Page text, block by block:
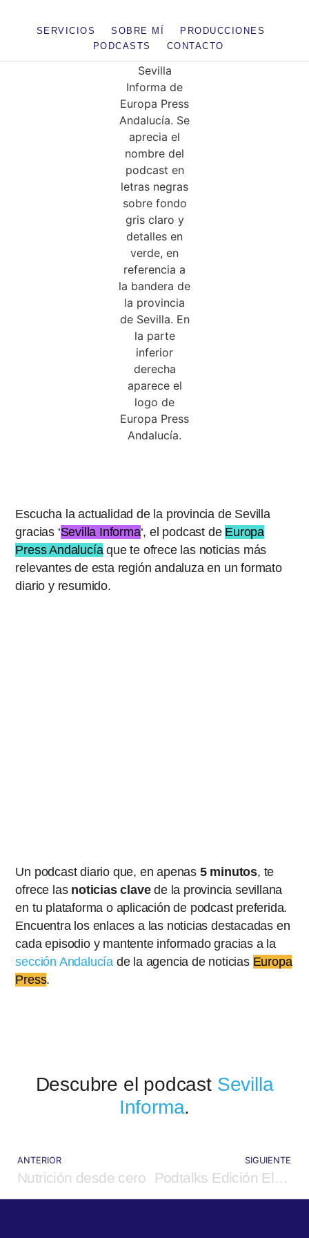
SERVICIOS SOBRE MÍ
PRODUCCIONES
PODCASTS
CONTACTO
Escucha la actualidad de la provincia de Sevilla
gracias ‘Sevilla Informa‘, el podcast de Europa
Press Andalucíaque te ofrece las noticias más
relevantes de esta región andaluza en un formato
diario y resumido.
Un podcast diario que, en apenas 5 minutos, te
ofrece las noticias clavede la provincia sevillana
en tu plataforma o aplicación de podcast preferida.
Encuentra los enlaces a las noticias destacadas en
cada episodio y mantente informado gracias a la
sección Andalucía de la agencia de noticias Europa
Press.
Descubre el podcast Sevilla
Informa.
ANTERIOR
Nutrición desde cero
SIGUIENTE
Podtalks Edición El Terrat 2022